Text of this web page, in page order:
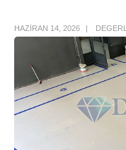
HAZIRAN 14, 2026
Author Box